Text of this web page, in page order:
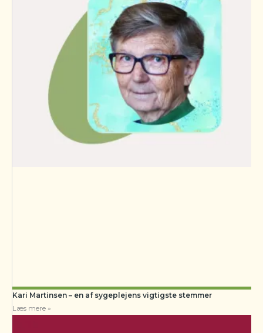
Kari Martinsen – en af sygeplejens vigtigste stemmer
Læs mere »